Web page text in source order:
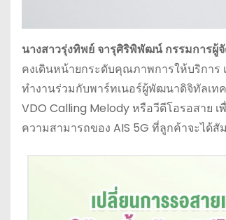
นางสาวรุ่งทิพย์ จารุศิริพิพัฒน์ กรรมการผู้
คงเดินหน้ายกระดับคุณภาพการให้บริการ
ทำงานร่วมกับพาร์ทเนอร์ผู้พัฒนาดิจิทัลเ
VDO Calling Melody หรือวีดีโอรอสาย
ความสามารถของ AIS 5G ที่ลูกค้าจะได้